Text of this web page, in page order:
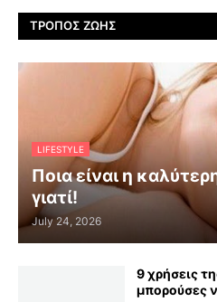
ΤΡΌΠΟΣ ΖΩΉΣ
LIFESTYLE
Ποια είναι η
γιατί!
July 24, 2026
9 χρήσεις
μπορούσες